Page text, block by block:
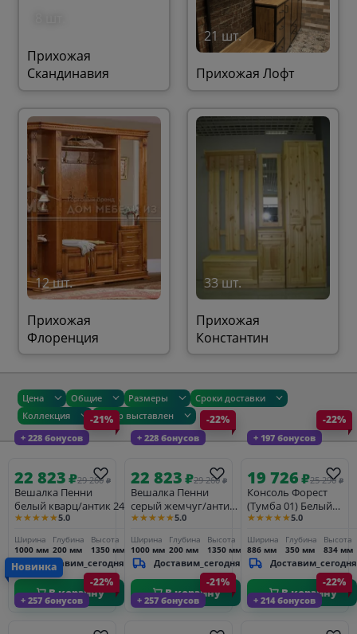
Прихожая
Скандинавия
21 шт.
Прихожая Лофт
12 шт.
Прихожая
Флоренция
33 шт.
Прихожая
Константин
Цена Общие Размеры
Сроки доставки
Коллекция
Товар выставлен
+ 228 бонусов
-21%
22 823₽29 260 ₽
Вешалка Пенни
белый кварц/антик 24
★★★★★5.0
Ширина
1000 мм
Глубина
200 мм
Высота
1350 мм
Доставим_сегодня
В корзину
+ 228 бонусов
-22%
22 823₽29 260 ₽
Вешалка Пенни
серый жемчуг/антик
24
★★★★★5.0
Ширина
1000 мм
Глубина
200 мм
Высота
1350 мм
Доставим_сегодня
В корзину
+ 197 бонусов
-22%
19 726₽25 290 ₽
Консоль Форест
(Тумба 01) Белый
воск/Антик
★★★★★5.0
Ширина
886 мм
Глубина
350 мм
Высота
834 мм
Доставим_сегодня
В корзину
+ 257 бонусов
Новинка
-22%
+ 257 бонусов
-21%
+ 214 бонусов
-22%